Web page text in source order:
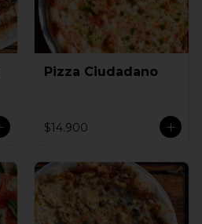
Pizza Ciudadano
$14.900